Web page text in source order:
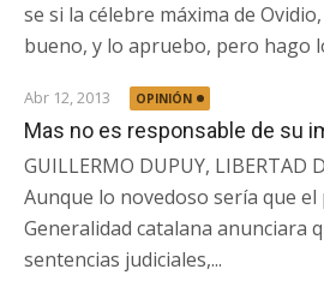
se si la célebre máxima de
bueno, y lo apruebo, pero hago
Abr 12, 2013 OPINIÓN
Mas no es responsable de su
GUILLERMO DUPUY, LIBERTAD
Aunque lo novedoso sería que el
Generalidad catalana anunciara
sentencias judiciales,...